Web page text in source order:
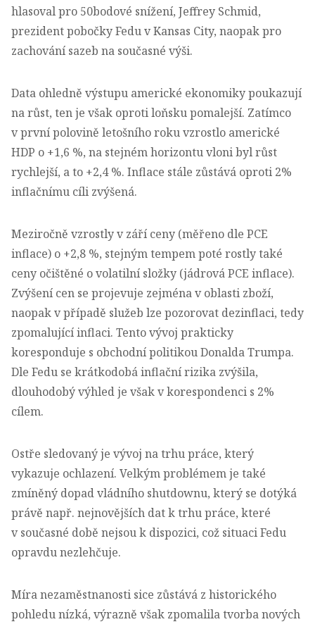
hlasoval pro 50bodové snížení, Jeffrey Schmid,
prezident pobočky Fedu v Kansas City, naopak pro
zachování sazeb na současné výši.
Data ohledně výstupu americké ekonomiky poukazují
na růst, ten je však oproti loňsku pomalejší. Zatímco
v první polovině letošního roku vzrostlo americké
HDP o +1,6 %, na stejném horizontu vloni byl růst
rychlejší, a to +2,4 %. Inflace stále zůstává oproti 2%
inflačnímu cíli zvýšená.
Meziročně vzrostly v září ceny (měřeno dle PCE
inflace) o +2,8 %, stejným tempem poté rostly také
ceny očištěné o volatilní složky (jádrová PCE inflace).
Zvýšení cen se projevuje zejména v oblasti zboží,
naopak v případě služeb lze pozorovat dezinflaci, tedy
zpomalující inflaci. Tento vývoj prakticky
koresponduje s obchodní politikou Donalda Trumpa.
Dle Fedu se krátkodobá inflační rizika zvýšila,
dlouhodobý výhled je však v korespondenci s 2%
cílem.
Ostře sledovaný je vývoj na trhu práce, který
vykazuje ochlazení. Velkým problémem je také
zmíněný dopad vládního shutdownu, který se dotýká
právě např. nejnovějších dat k trhu práce, které
v současné době nejsou k dispozici, což situaci Fedu
opravdu nezlehčuje.
Míra nezaměstnanosti sice zůstává z historického
pohledu nízká, výrazně však zpomalila tvorba nových